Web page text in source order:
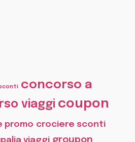
concorso a
viaggi coupon
promo crociere sconti
viaggi groupon